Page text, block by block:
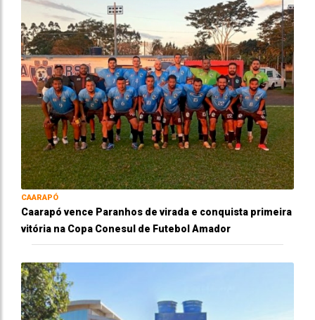
CAARAPÓ
Caarapó vence Paranhos de virada e conquista primeira
vitória na Copa Conesul de Futebol Amador